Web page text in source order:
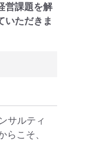
営課題を解
いただきま
サルティ
こそ、